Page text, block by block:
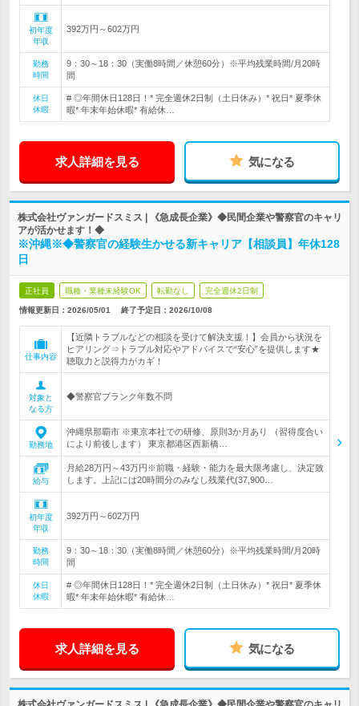
初年度
年収
392万円～602万円
勤務
時間
9：30～18：30（実働8時間／休憩60分）※平均残業時間/月20時
間
休日
休暇
# ◎年間休日128日！* 完全週休2日制（土日休み）* 祝日* 夏季休
暇* 年末年始休暇* 有給休…
求人詳細を見る 気になる
株式会社ヴァンガードスミス | 《急成長企業》◆民間企業や警察官のキャリ
アが活かせます！◆
※沖縄※◆警察官の経験生かせる新キャリア【相談員】年休128
日
正社員 職種・業種未経験OK 転勤なし 完全週休2日制
情報更新日：2026/05/01 終了予定日： 2026/10/08
仕事内容
【近隣トラブルなどの相談を受けて解決支援！】会員から状況を
ヒアリング⇒トラブル対応やアドバイスで“安心”を提供します★
聴取力と説得力がカギ！
対象と
なる方
◆警察官ブランク年数不問
勤務地
沖縄県那覇市 ※東京本社での研修、原則3か月あり （習得度合い
により前後します） 東京都港区西新橋…
給与
月給28万円～43万円※前職・経験・能力を最大限考慮し、決定致
します。上記には20時間分のみなし残業代(37,900…
初年度
年収
392万円～602万円
勤務
時間
9：30～18：30（実働8時間／休憩60分）※平均残業時間/月20時
間
休日
休暇
# ◎年間休日128日！* 完全週休2日制（土日休み）* 祝日* 夏季休
暇* 年末年始休暇* 有給休…
求人詳細を見る 気になる